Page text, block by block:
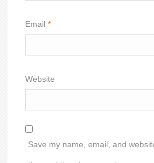
Email*
Website
Save my name, email, and